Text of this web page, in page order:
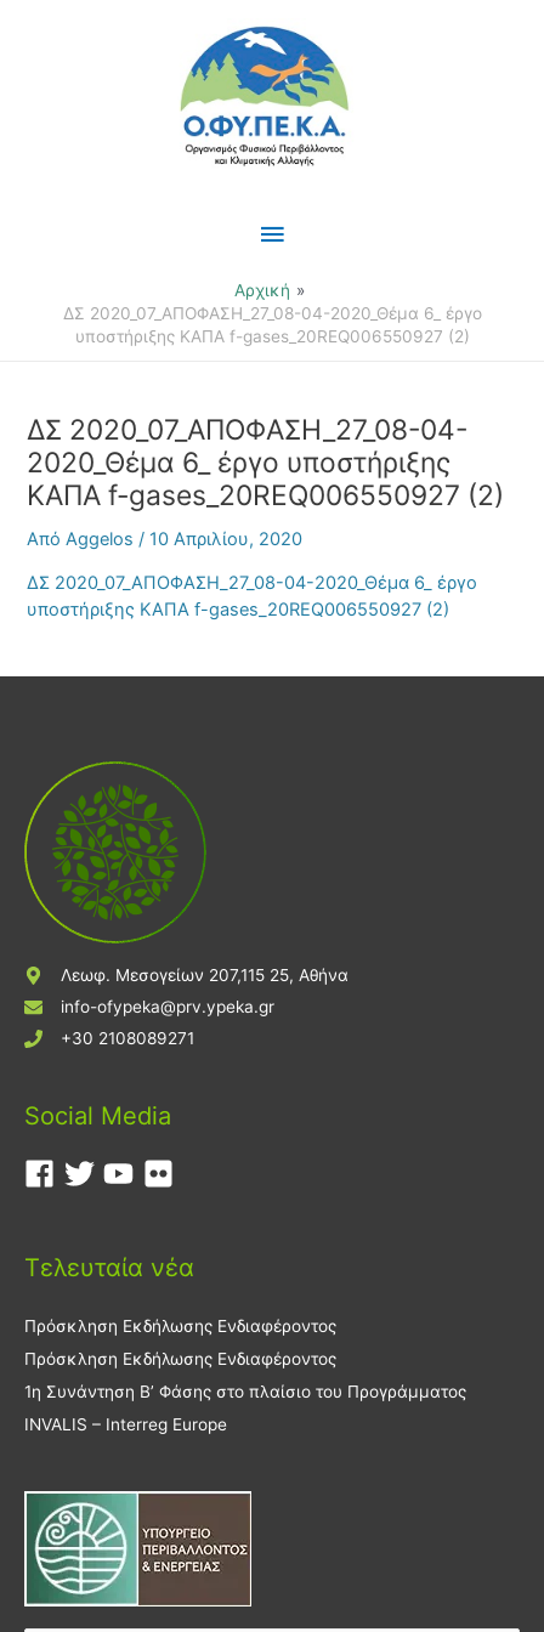
Κύριο
Μενού
Αρχική
ΔΣ 2020_07_ΑΠΟΦΑΣΗ_27_08-04-2020_Θέμα 6_ έργο
υποστήριξης ΚΑΠΑ f-gases_20REQ006550927 (2)
ΔΣ 2020_07_ΑΠΟΦΑΣΗ_27_08-04-
2020_Θέμα 6_ έργο υποστήριξης
ΚΑΠΑ f-gases_20REQ006550927 (2)
ΑπόAggelos/10 Απριλίου, 2020
ΔΣ 2020_07_ΑΠΟΦΑΣΗ_27_08-04-2020_Θέμα 6_ έργο
υποστήριξης ΚΑΠΑ f-gases_20REQ006550927 (2)
Λεωφ. Μεσογείων 207,115 25, Αθήνα
info-ofypeka@prv.ypeka.gr
+30 2108089271
Social Media
Τελευταία νέα
Πρόσκληση Εκδήλωσης Ενδιαφέροντος
Πρόσκληση Εκδήλωσης Ενδιαφέροντος
1η Συνάντηση Β’ Φάσης στο πλαίσιο του Προγράμματος
INVALIS – Interreg Europe